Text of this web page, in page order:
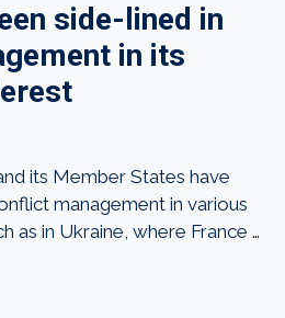
side-lined in
in its
its Member States have
management in various
as in Ukraine, where France …